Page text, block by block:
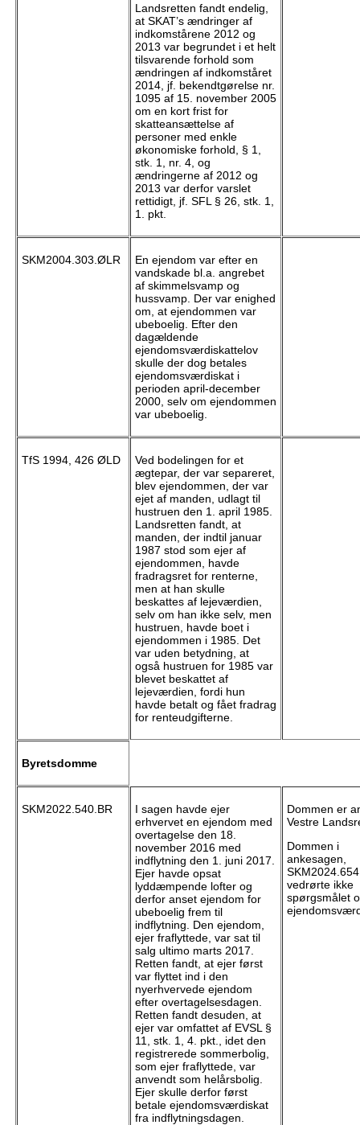
Landsretten fandt endelig,
at SKAT’s ændringer af
indkomstårene 2012 og
2013 var begrundet i et helt
tilsvarende forhold som
ændringen af indkomståret
2014, jf. bekendtgørelse nr.
1095 af 15. november 2005
om en kort frist for
skatteansættelse af
personer med enkle
økonomiske forhold, § 1,
stk. 1, nr. 4, og
ændringerne af 2012 og
2013 var derfor varslet
rettidigt, jf. SFL § 26, stk. 1,
1. pkt.
SKM2004.303.ØLR
En ejendom var efter en
vandskade bl.a. angrebet
af skimmelsvamp og
hussvamp. Der var enighed
om, at ejendommen var
ubeboelig. Efter den
dagældende
ejendomsværdiskattelov
skulle der dog betales
ejendomsværdiskat i
perioden april-december
2000, selv om ejendommen
var ubeboelig.
TfS 1994, 426 ØLD
Ved bodelingen for et
ægtepar, der var separeret,
blev ejendommen, der var
ejet af manden, udlagt til
hustruen den 1. april 1985.
Landsretten fandt, at
manden, der indtil januar
1987 stod som ejer af
ejendommen, havde
fradragsret for renterne,
men at han skulle
beskattes af lejeværdien,
selv om han ikke selv, men
hustruen, havde boet i
ejendommen i 1985. Det
var uden betydning, at
også hustruen for 1985 var
blevet beskattet af
lejeværdien, fordi hun
havde betalt og fået fradrag
for renteudgifterne.
Byretsdomme
SKM2022.540.BR
I sagen havde ejer
erhvervet en ejendom med
overtagelse den 18.
november 2016 med
indflytning den 1. juni 2017.
Ejer havde opsat
lyddæmpende lofter og
derfor anset ejendom for
ubeboelig frem til
indflytning. Den ejendom,
ejer fraflyttede, var sat til
salg ultimo marts 2017.
Retten fandt, at ejer først
var flyttet ind i den
nyerhvervede ejendom
efter overtagelsesdagen.
Retten fandt desuden, at
ejer var omfattet af EVSL §
11, stk. 1, 4. pkt., idet den
registrerede sommerbolig,
som ejer fraflyttede, var
anvendt som helårsbolig.
Ejer skulle derfor først
betale ejendomsværdiskat
fra indflytningsdagen.
Dommen er
Vestre
Dommen i
ankesagen,
vedrørte ikke
spørgsmålet